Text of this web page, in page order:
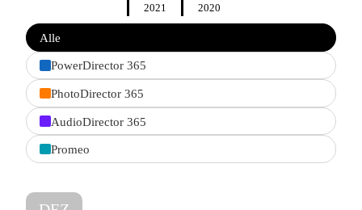
2021
2020
Filter
features
by
product
Alle
PowerDirector 365
PhotoDirector 365
AudioDirector 365
Promeo